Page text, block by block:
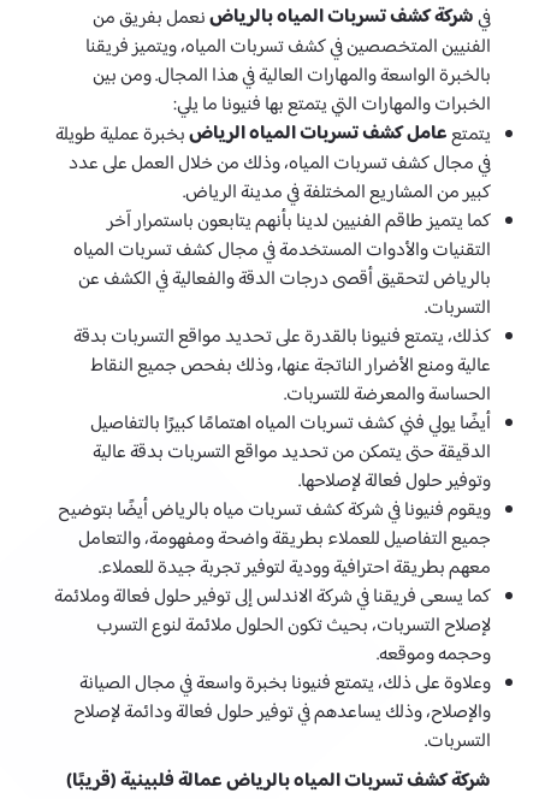
فيشركة كشف تسربات المياه بالرياضنعمل بفريق من
الفنيين المتخصصين في كشف تسربات المياه، ويتميز فريقنا
بالخبرة الواسعة والمهارات العالية في هذا المجال. ومن بين
الخبرات والمهارات التي يتمتع بها فنيونا ما يلي:
يتمتععامل كشف تسربات المياه الرياضبخبرة عملية طويلة
في مجال كشف تسربات المياه، وذلك من خلال العمل على عدد
كبير من المشاريع المختلفة في مدينة الرياض.
كما يتميز طاقم الفنيين لدينا بأنهم يتابعون باستمرار آخر
التقنيات والأدوات المستخدمة في مجال كشف تسربات المياه
بالرياض لتحقيق أقصى درجات الدقة والفعالية في الكشف عن
التسربات.
كذلك، يتمتع فنيونا بالقدرة على تحديد مواقع التسربات بدقة
عالية ومنع الأضرار الناتجة عنها، وذلك بفحص جميع النقاط
الحساسة والمعرضة للتسربات.
أيضًا يولي فني كشف تسربات المياه اهتمامًا كبيرًا بالتفاصيل
الدقيقة حتى يتمكن من تحديد مواقع التسربات بدقة عالية
وتوفير حلول فعالة لإصلاحها.
ويقوم فنيونا في شركة كشف تسربات مياه بالرياض أيضًا بتوضيح
جميع التفاصيل للعملاء بطريقة واضحة ومفهومة، والتعامل
معهم بطريقة احترافية وودية لتوفير تجربة جيدة للعملاء.
كما يسعى فريقنا في شركة الاندلس إلى توفير حلول فعالة وملائمة
لإصلاح التسربات، بحيث تكون الحلول ملائمة لنوع التسرب
وحجمه وموقعه.
وعلاوة على ذلك، يتمتع فنيونا بخبرة واسعة في مجال الصيانة
والإصلاح، وذلك يساعدهم في توفير حلول فعالة ودائمة لإصلاح
التسربات.
شركة كشف تسربات المياه بالرياض عمالة فلبينية (قريبًا)